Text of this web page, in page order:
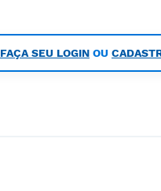
FAÇA SEU LOGIN OU